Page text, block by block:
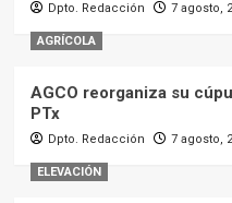
Dpto. Redacción 7 agosto,
AGRÍCOLA
AGCO reorganiza su
PTx
Dpto. Redacción 7 agosto,
ELEVACIÓN